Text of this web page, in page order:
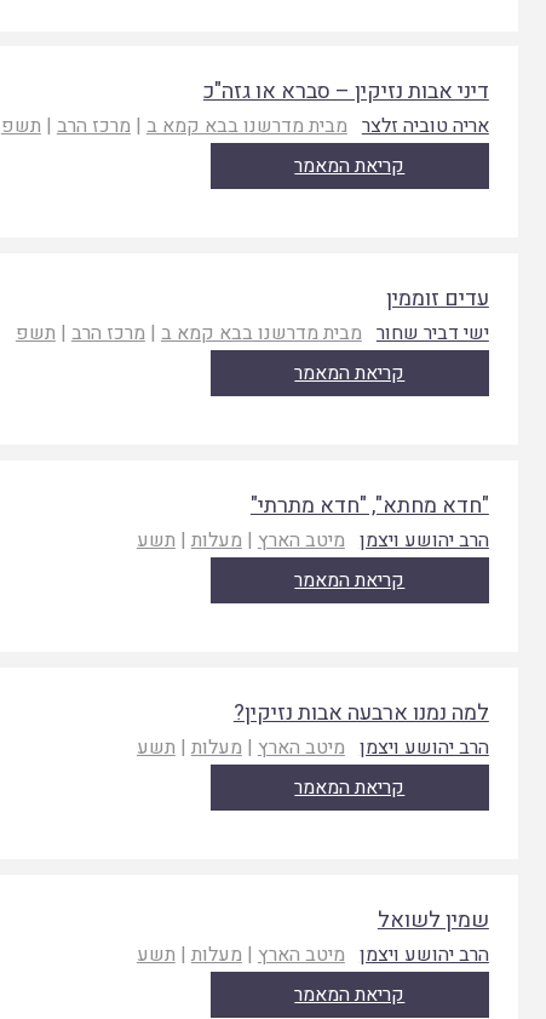
דיני אבות נזיקין – סברא או גזה"כ
אריה טוביה זלצר מבית מדרשנו בבא קמא ב |מרכז הרב |תשפ
קריאת המאמר
עדים זוממין
ישי דביר שחור מבית מדרשנו בבא קמא ב |מרכז הרב |תשפ
קריאת המאמר
"חדא מחתא", "חדא מתרתי"
הרב יהושע ויצמן מיטב הארץ |מעלות |תשע
קריאת המאמר
למה נמנו ארבעה אבות נזיקין?
הרב יהושע ויצמן מיטב הארץ |מעלות |תשע
קריאת המאמר
שמין לשואל
הרב יהושע ויצמן מיטב הארץ | מעלות | תשע
קריאת המאמר